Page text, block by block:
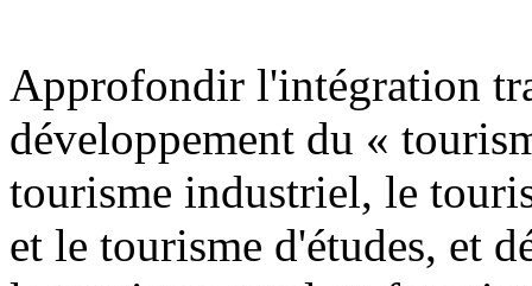
Approfondir l'intégration
développement du «
tourisme industriel, le
et le tourisme d'études, et